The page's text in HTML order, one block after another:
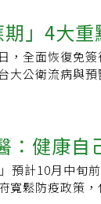
逼，民眾可以
E. Baker
仍應持續保持
禮儀。貝克也
免其他病毒帶
管制學會理事
衝擊，除了進
，應有積極作為
生素治療武器
外藥廠進度而
抗生素缺乏的
器，為了救活
上市已久的抗
充實國內的抗生
喜愛的員工就
醫護堅持出國
但要求先幫忙做
出國，但就是
假也沒說很自
所或旅館為原
幼童、免疫不
用抗原快篩陰
要，得於餐廳
確診之輕症個
)進行居家照護
歲以上旅客發
疫第1天(D0/
。3. 自主防疫
台防疫旅館約
消等作業，因
觀光局表示，原
須服務客人到
日起入境旅客
隊將回歸機場
收費回歸疫情
貼則維持至今
，因此各縣市
」4大
條件入境
，全面恢復免
大公衛流病與預
！」第四是目
冠納入地方流
傳播力、輕症
都已越過高峰
，絕大多數確
：健康自
預計10月中旬
寬鬆防疫政策